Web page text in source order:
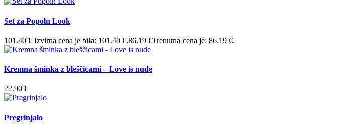
Set za Popoln Look
101.40€ Izvirna cena je bila: 101.40 €.86.19 €Trenutna cena je: 86.19 €.
Kremna šminka z bleščicami – Love is nude
22.90 €
Pregrinjalo